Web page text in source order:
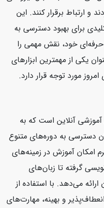
و ارتباط برقرار کنند. این
برای بهبود دسترسی به
خود، نقش مهمی را
یکی از مهمترین ابزارهای
مورد توجه قرار دارد.
آنلاین است که به
دسترسی به دوره‌های متنوع
امکان آموزش در زمینه‌های
گرفته تا زبان‌های
می‌دهد. با استفاده از
و بهینه، مهارت‌های